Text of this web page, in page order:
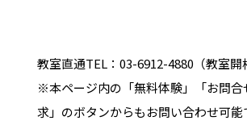
教室直通TEL：03-6912-4880（教室開
※本ページ内の「無料体験」「お問合
求」のボタンからもお問い合わせ可能